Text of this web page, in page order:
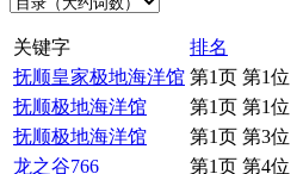
关键字 排名
抚顺皇家极地海洋馆 第1页 第1位
抚顺极地海洋馆
第1页 第1位
抚顺极地海洋馆
第1页 第3位
龙之谷766
第1页 第4位